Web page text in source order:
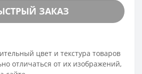
ЗАКАЗ
цвет и текстура товаров
отличаться от их изображений,